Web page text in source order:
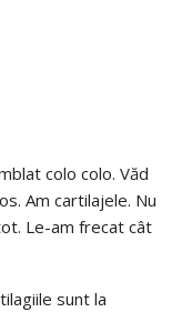
colo colo. Văd
Am cartilajele. Nu
Le-am frecat cât
sunt la